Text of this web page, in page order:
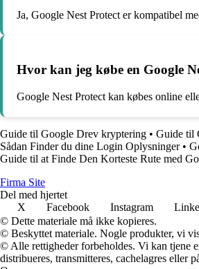
Ja, Google Nest Protect er kompatibel
Hvor kan jeg købe en Google
Google Nest Protect kan købes online
Guide til Google Drev kryptering • Guide til
Sådan Finder du dine Login Oplysninger•
Guide til at Finde Den Korteste Rute med
Firma Site
Del med hjertet
X
Facebook Instagram
© Dette materiale må ikke kopieres.
© Beskyttet materiale. Nogle produkter, vi
© Alle rettigheder forbeholdes. Vi kan tjene
distribueres, transmitteres, cachelagres eller